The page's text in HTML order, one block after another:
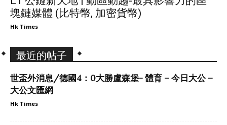
塊鏈媒體 (比特幣, 加密貨幣)
Hk Times
最近的帖子
世盃外消息/德國4：0大勝盧森堡- 體育 – 今日大公 –
大公文匯網
Hk Times